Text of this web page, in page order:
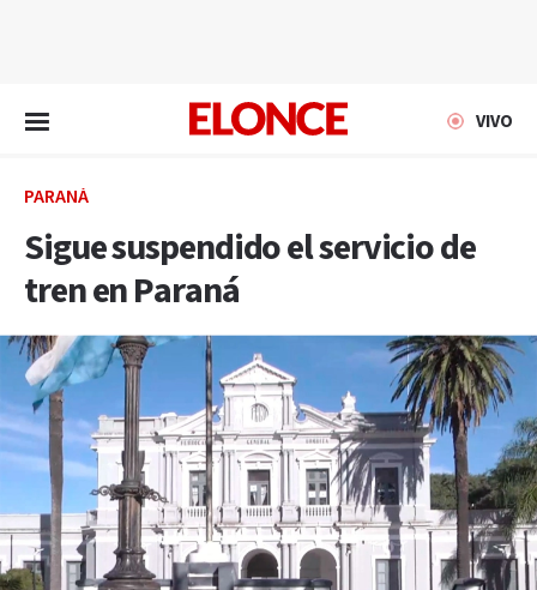
VIVO
PARANÁ
Sigue suspendido el servicio de
tren en Paraná